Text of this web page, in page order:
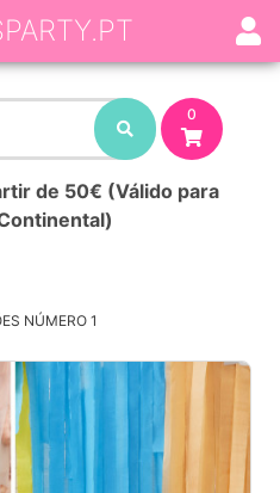
0
de 50€ (Válido para
NÚMERO 1